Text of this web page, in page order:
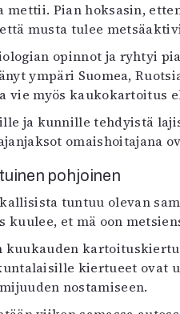
Pian hoksasin,
musta tulee
opinnot ja ryhtyi
ympäri Suomea,
vie myös kaukokartoitus
ja kunnille tehdyistä
omaishoitajana
pohjoinen
tuntuu olevan
kuulee, et mä oon
kiertueet ovat
nostamiseen.